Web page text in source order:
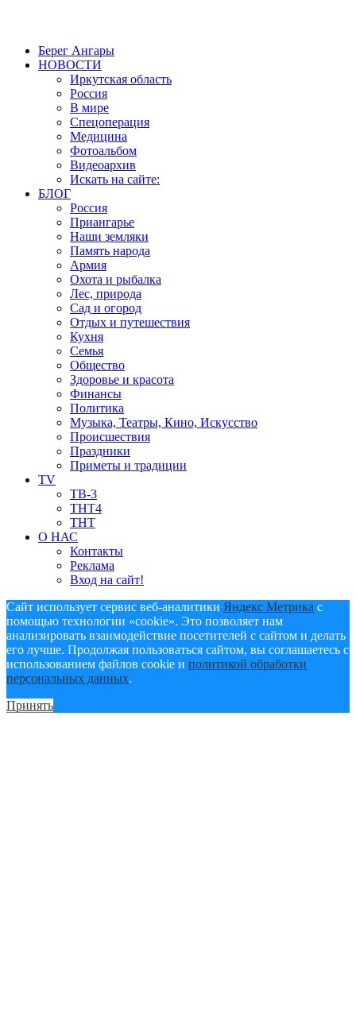
Берег Ангары
НОВОСТИ
Иркутская область
Россия
В мире
Спецоперация
Медицина
Фотоальбом
Видеоархив
Искать на сайте:
БЛОГ
Россия
Приангарье
Наши земляки
Память народа
Армия
Охота и рыбалка
Лес, природа
Сад и огород
Отдых и путешествия
Кухня
Семья
Общество
Здоровье и красота
Финансы
Политика
Музыка, Театры, Кино, Искусство
Происшествия
Праздники
Приметы и традиции
TV
ТВ-3
ТНТ4
ТНТ
О НАС
Контакты
Реклама
Вход на сайт!
Сайт использует сервис веб-аналитики Яндекс Метрика с
помощью технологии «cookie». Это позволяет нам
анализировать взаимодействие посетителей с сайтом и делать
его лучше. Продолжая пользоваться сайтом, вы соглашаетесь с
использованием файлов cookie и политикой обработки
персональных данных.
Принять